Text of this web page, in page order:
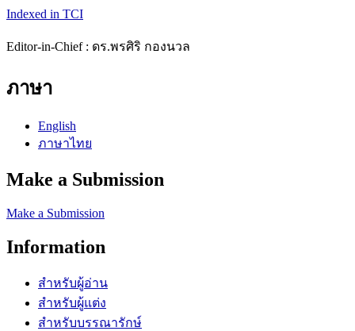
Indexed in TCI
Editor-in-Chief : ดร.พรศิริ กองนวล
ภาษา
English
ภาษาไทย
Make a Submission
Make a Submission
Information
สำหรับผู้อ่าน
สำหรับผู้แต่ง
สำหรับบรรณารักษ์